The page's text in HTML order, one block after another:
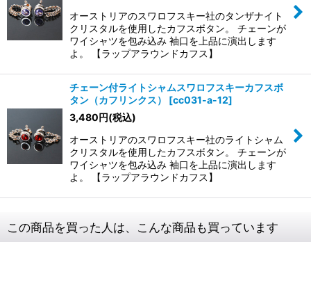
オーストリアのスワロフスキー社のタンザナイト
クリスタルを使用したカフスボタン。 チェーンが
ワイシャツを包み込み 袖口を上品に演出します
よ。 【ラップアラウンドカフス】
チェーン付ライトシャムスワロフスキーカフスボ
タン（カフリンクス）
[cc031-a-12]
3,480円(税込)
オーストリアのスワロフスキー社のライトシャム
クリスタルを使用したカフスボタン。 チェーンが
ワイシャツを包み込み 袖口を上品に演出します
よ。 【ラップアラウンドカフス】
この商品を買った人は、こんな商品も買っています